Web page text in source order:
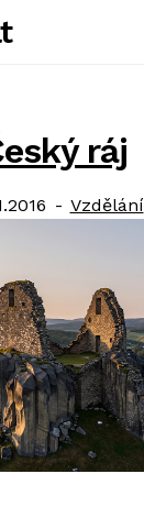
ráj
Category:
Vzdělání